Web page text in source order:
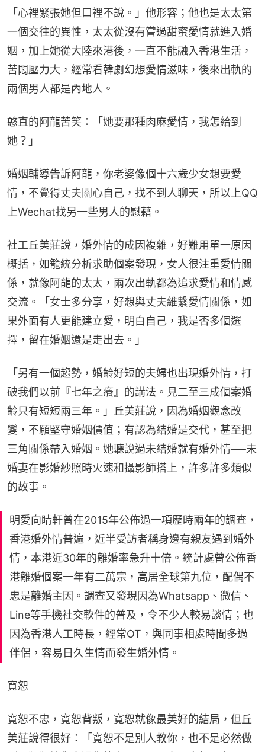
「心裡緊張她但口裡不說。」他形容；他也是太太第
一個交往的異性，太太從沒有嘗過甜蜜愛情就進入婚
姻，加上她從大陸來港後，一直不能融入香港生活，
苦悶壓力大，經常看韓劇幻想愛情滋味，後來出軌的
兩個男人都是內地人。
憨直的阿龍苦笑：「她要那種肉麻愛情，我怎給到
她？」
婚姻輔導告訴阿龍，你老婆像個十六歲少女想要愛
情，不覺得丈夫關心自己，找不到人聊天，所以上QQ
上Wechat找另一些男人的慰藉。
社工丘美莊說，婚外情的成因複雜，好難用單一原因
概括，如籠統分析求助個案發現，女人很注重愛情關
係，就像阿龍的太太，兩次出軌都為追求愛情和情感
交流。「女士多分享，好想與丈夫維繫愛情關係，如
果外面有人更能建立愛，明白自己，我是否多個選
擇，留在婚姻還是走出去。」
「另有一個趨勢，婚齡好短的夫婦也出現婚外情，打
破我們以前『七年之癢』的講法。見二至三成個案婚
齡只有短短兩三年。」丘美莊說，因為婚姻觀念改
變，不願堅守婚姻價值；有認為結婚是交代，甚至把
三角關係帶入婚姻。她聽說過未結婚就有婚外情──未
婚妻在影婚紗照時火速和攝影師搭上，許多許多類似
的故事。
明愛向睛軒曾在2015年公佈過一項歷時兩年的調查，
香港婚外情普遍，近半受訪者稱身邊有親友遇到婚外
情，本港近30年的離婚率急升十倍。統計處曾公佈香
港離婚個案一年有二萬宗，高居全球第九位，配偶不
忠是離婚主因。調查又發現因為Whatsapp、微信、
Line等手機社交軟件的普及，令不少人較易談情；也
因為香港人工時長，經常OT，與同事相處時間多過
伴侶，容易日久生情而發生婚外情。
寬恕
寬恕不忠，寬恕背叛，寬恕就像最美好的結局，但丘
美莊說得很好：「寬恕不是別人教你，也不是必然做